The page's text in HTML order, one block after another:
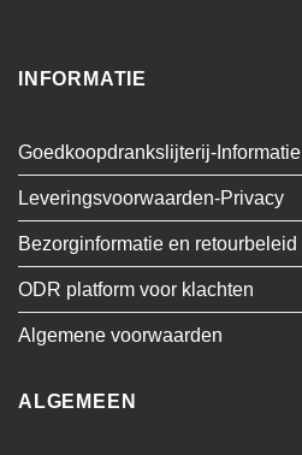
INFORMATIE
Goedkoopdrankslijterij-Informatie
Leveringsvoorwaarden-Privacy
Bezorginformatie en retourbeleid
ODR platform voor klachten
Algemene voorwaarden
ALGEMEEN